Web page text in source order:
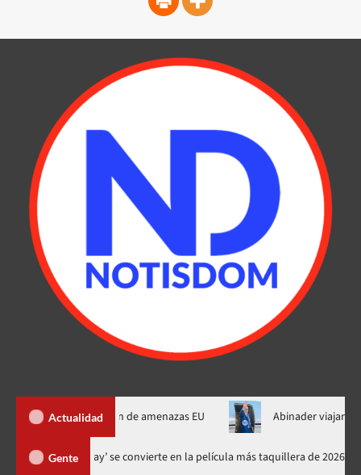
Actualidad
al fin de amenazas EU Abinader viajará a Colombia
Gente
‘Spider-Man: Brand New Day’ se convierte en la película más